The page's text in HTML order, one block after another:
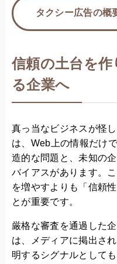
タクシー広告の概
信頼の土台を
る企業へ
真っ当なビジネスが怪
は、Web上の情報だけ
造的な問題と、未知の
バイアスがあります。
を増やすよりも「信頼
とが重要です。
厳格な審査を通過した
は、メディアに掲出さ
明するシグナルとして